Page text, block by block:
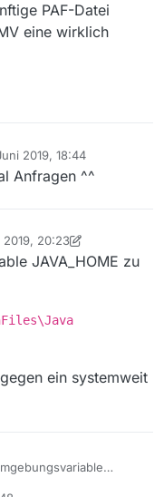
PAF-Datei
eine wirklich
2019, 18:44
Anfragen ^^
2019, 20:23
Augen
JAVA_HOME zu
ein systemweit